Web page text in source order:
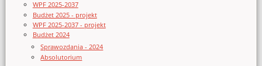
WPF 2025-2037
Budżet 2025 - projekt
WPF 2025-2037 - projekt
Budżet 2024
Sprawozdania - 2024
Absolutorium